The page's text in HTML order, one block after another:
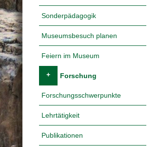
Sonderpädagogik
Museumsbesuch planen
Feiern im Museum
+ Forschung
Forschungsschwerpunkte
Lehrtätigkeit
Publikationen